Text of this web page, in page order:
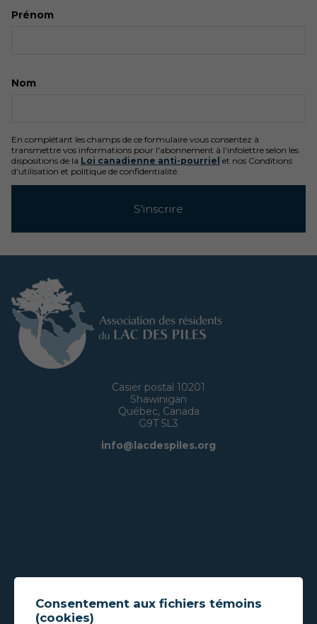
Prénom
Nom
En complétant les champs de ce formulaire vous consentez à
transmettre vos informations pour l'abonnement à l'infolettre selon les
dispositions de la Loi canadienne anti-pourriel et nos Conditions
d'utilisation et politique de confidentialité.
Casier postal 10201
Shawinigan
Québec, Canada
G9T 5L3
info@lacdespiles.org
Consentement aux fichiers témoins
(cookies)